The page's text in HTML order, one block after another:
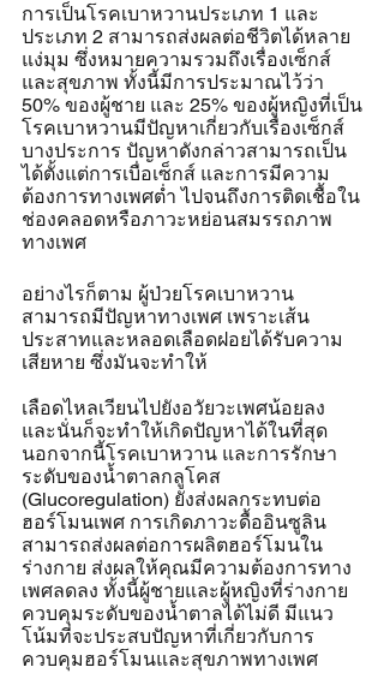
การเป็นโรคเบาหวานประเภท 1 และ
ประเภท 2 สามารถส่งผลต่อชีวิตได้หลาย
แง่มุม ซึ่งหมายความรวมถึงเรื่องเซ็กส์
และสุขภาพ ทั้งนี้มีการประมาณไว้ว่า
50% ของผู้ชาย และ 25% ของผู้หญิงที่เป็น
โรคเบาหวานมีปัญหาเกี่ยวกับเรื่องเซ็กส์
บางประการ ปัญหาดังกล่าวสามารถเป็น
ได้ตั้งแต่การเบื่อเซ็กส์ และการมีความ
ต้องการทางเพศต่ำ ไปจนถึงการติดเชื้อใน
ช่องคลอดหรือภาวะหย่อนสมรรถภาพ
ทางเพศ
อย่างไรก็ตาม ผู้ป่วยโรคเบาหวาน
สามารถมีปัญหาทางเพศ เพราะเส้น
ประสาทและหลอดเลือดฝอยได้รับความ
เสียหาย ซึ่งมันจะทำให้
เลือดไหลเวียนไปยังอวัยวะเพศน้อยลง
และนั่นก็จะทำให้เกิดปัญหาได้ในที่สุด
นอกจากนี้โรคเบาหวาน และการรักษา
ระดับของน้ำตาลกลูโคส
(Glucoregulation) ยังส่งผลกระทบต่อ
ฮอร์โมนเพศ การเกิดภาวะดื้ออินซูลิน
สามารถส่งผลต่อการผลิตฮอร์โมนใน
ร่างกาย ส่งผลให้คุณมีความต้องการทาง
เพศลดลง ทั้งนี้ผู้ชายและผู้หญิงที่ร่างกาย
ควบคุมระดับของน้ำตาลได้ไม่ดี มีแนว
โน้มที่จะประสบปัญหาที่เกี่ยวกับการ
ควบคุมฮอร์โมนและสุขภาพทางเพศ